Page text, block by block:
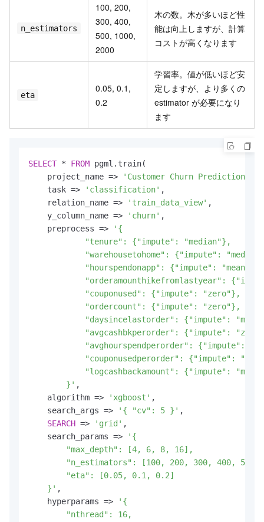
n_estimators
100, 200,
300, 400,
500, 1000,
2000
木の数。木が多いほど性
能は向上しますが、計算
コストが高くなります
eta
0.05, 0.1,
0.2
学習率。値が低いほど安
定しますが、より多くの
estimator が必要になり
ます
SELECT * FROM pgml.train(
    project_name
=>
'Customer Churn Prediction
    task
=> 'classification' ,
    relation_name
=> 'train_data_view' ,
    y_column_name
=> 'churn' ,
    preprocess
=>
'{
            "tenure": {"impute": "median"},
"warehousetohome": {"impute":
            "hourspendonapp": {"impute": "mean"},
"orderamounthikefromlastyear":
            "couponused": {"impute": "zero"},
            "ordercount": {"impute": "zero"},
"daysincelastorder": {"impute":
"avgcashbkperorder": {"impute":
"avghourspendperorder": {"impute":
"couponusedperorder": {"impute":
            "logcashbackamount": {"impute": "min"}
        }'
,
    algorithm
=> 'xgboost' ,
    search_args
=> '{ "cv": 5 }' ,
SEARCH => 'grid' ,
    search_params
=>
'{
        "max_depth": [4, 6, 8, 16],
"n_estimators": [100, 200, 300, 400, 500,
        "eta": [0.05, 0.1, 0.2]
    }'
,
    hyperparams
=>
'{
        "nthread": 16,